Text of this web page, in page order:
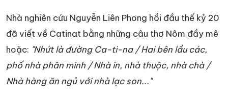
Nhà nghiên cứu Nguyễn Liên Phong hồi đầu thế kỷ 20
đã viết về Catinat bằng những câu thơ Nôm đầy mê
hoặc: "Nhứt là đường Ca-ti-na / Hai bên lầu các,
phố nhà phân minh / Nhà in, nhà thuộc, nhà chà /
Nhà hàng ăn ngủ với nhà lạc son..."